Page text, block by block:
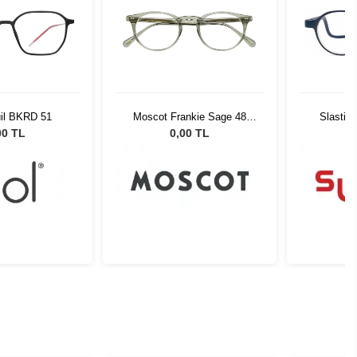
BKRD 51
TL
Moscot Frankie Sage 48
1900-01
0,00 TL
Slastik